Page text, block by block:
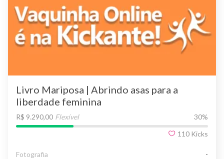
Livro Mariposa | Abrindo asas para a
liberdade feminina
R$ 9.290,00 Flexível 30%
110 Kicks
Fotografia -